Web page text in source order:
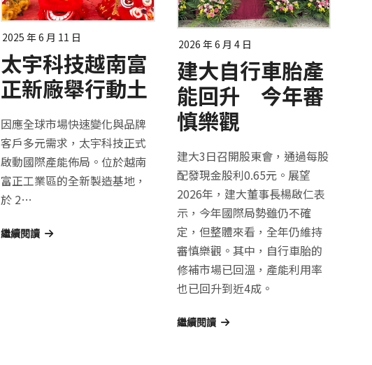
2025 年 6 月 11 日
太宇科技越南富
正新廠舉行動土
因應全球市場快速變化與品牌
客戶多元需求，太宇科技正式
啟動國際產能佈局。位於越南
富正工業區的全新製造基地，
於 2…
繼續閱讀
2026 年 6 月 4 日
建大自行車胎產
能回升 今年審
慎樂觀
建大3日召開股東會，通過每股
配發現金股利0.65元。展望
2026年，建大董事長楊啟仁表
示，今年國際局勢雖仍不確
定，但整體來看，全年仍維持
審慎樂觀。其中，自行車胎的
修補市場已回溫，產能利用率
也已回升到近4成。
繼續閱讀